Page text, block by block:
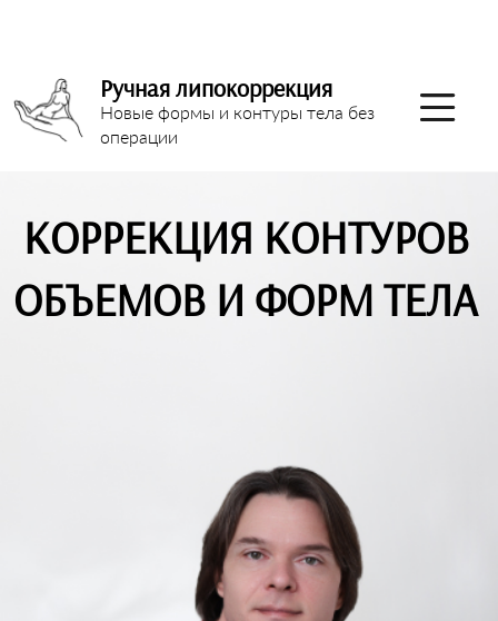
Ручная липокоррекция
Новые формы и контуры тела без
операции
КОРРЕКЦИЯ КОНТУРОВ
ОБЪЕМОВ И ФОРМ ТЕЛА